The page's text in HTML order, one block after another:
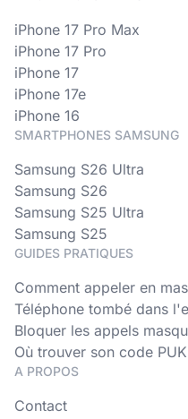
iPhone 17 Pro Max
iPhone 17 Pro
iPhone 17
iPhone 17e
iPhone 16
SMARTPHONES SAMSUNG
Samsung S26 Ultra
Samsung S26
Samsung S25 Ultra
Samsung S25
GUIDES PRATIQUES
Comment appeler en
Téléphone tombé dans
Bloquer les appels
Où trouver son code
A PROPOS
Contact